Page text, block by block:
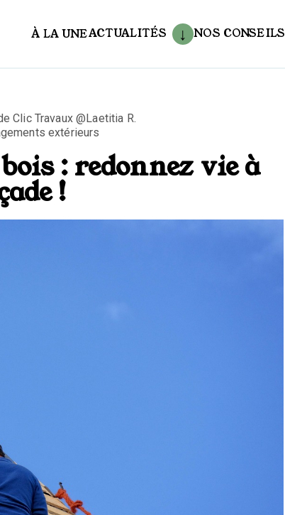
À LA UNEACTUALITÉS NOS CONSEILS
Clic Travaux @Laetitia R.
extérieurs
: redonnez vie à
!